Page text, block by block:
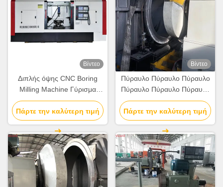
Βίντεο
Διπλής όψης CNC Boring
Milling Machine Γύρισμα
Πλήρως ευφυές
Αυτοματοποιημένο
Πάρτε την καλύτερη τιμή
Βίντεο
Πύραυλο Πύραυλο Πύραυλο
Πύραυλο Πύραυλο Πύραυλο
Πύραυλο Πύραυλο
Πάρτε την καλύτερη τιμή